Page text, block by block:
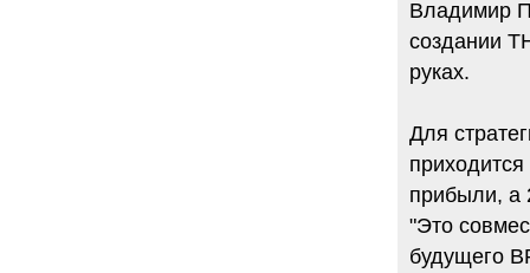
Владимир
создании
руках.
Для
прибыли, а
"Это
будущего